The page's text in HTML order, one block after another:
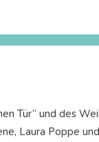
Tür“ und des
Laura Poppe